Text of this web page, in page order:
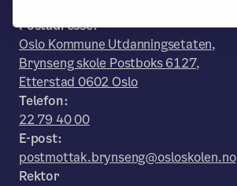
Postadresse:
Oslo Kommune Utdanningsetaten,
Brynseng skole Postboks 6127,
Etterstad 0602 Oslo
Telefon:
22 79 40 00
E-post:
postmottak.brynseng@osloskolen.no
Rektor